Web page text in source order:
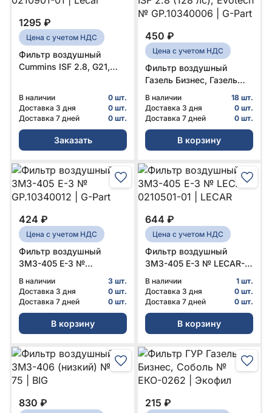
1295 ₽
Цена с учетом НДС
Фильтр воздушный
Cummins ISF 2.8, G21,
В наличии
0 шт.
Доставка 3 дня
0 шт.
Доставка 7 дней
0 шт.
Заказать
450 ₽
Цена с учетом НДС
Фильтр воздушный
Газель Бизнес, Газель
ISF 2.8 (128 лс), Evotech
№ GP.10340006 | G-Part
В наличии
18 шт.
Доставка 3 дня
0 шт.
Доставка 7 дней
0 шт.
В корзину
424 ₽
Цена с учетом НДС
Фильтр воздушный
ЗМЗ-405 Е-3 №
В наличии
3 шт.
Доставка 3 дня
0 шт.
Доставка 7 дней
0 шт.
В корзину
644 ₽
Цена с учетом НДС
Фильтр воздушный
ЗМЗ-405 Е-3 № LECAR-
В наличии
1 шт.
Доставка 3 дня
0 шт.
Доставка 7 дней
0 шт.
В корзину
830 ₽ 215 ₽